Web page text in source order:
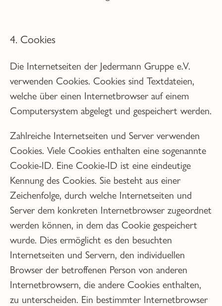
4. Cookies
Die Internetseiten der Jedermann Gruppe e.V.
verwenden Cookies. Cookies sind Textdateien,
welche über einen Internetbrowser auf einem
Computersystem abgelegt und gespeichert werden.
Zahlreiche Internetseiten und Server verwenden
Cookies. Viele Cookies enthalten eine sogenannte
Cookie-ID. Eine Cookie-ID ist eine eindeutige
Kennung des Cookies. Sie besteht aus einer
Zeichenfolge, durch welche Internetseiten und
Server dem konkreten Internetbrowser zugeordnet
werden können, in dem das Cookie gespeichert
wurde. Dies ermöglicht es den besuchten
Internetseiten und Servern, den individuellen
Browser der betroffenen Person von anderen
Internetbrowsern, die andere Cookies enthalten,
zu unterscheiden. Ein bestimmter Internetbrowser